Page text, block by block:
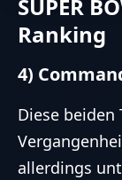
SUPER
Ranking
4)
Diese beiden
allerdings